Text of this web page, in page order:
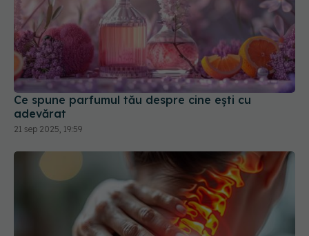
Ce spune parfumul tău despre cine ești cu
adevărat
21 sep 2025, 19:59